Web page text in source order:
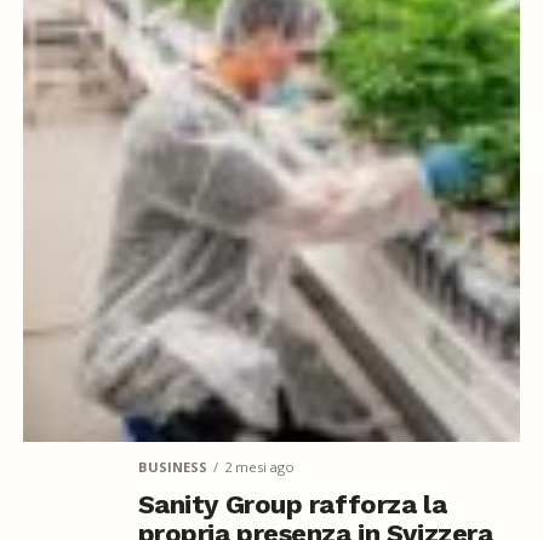
BUSINESS 2 mesi ago
Sanity Group rafforza la
propria presenza in Svizzera